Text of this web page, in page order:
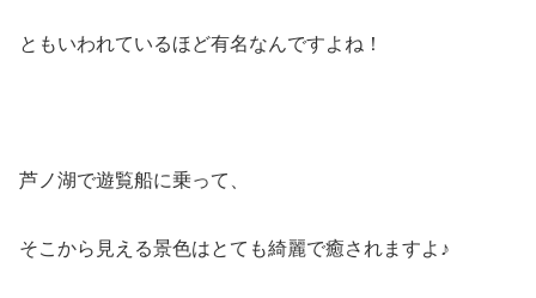
ともいわれているほど有名なんですよね！
芦ノ湖で遊覧船に乗って、
そこから見える景色はとても綺麗で癒されますよ♪